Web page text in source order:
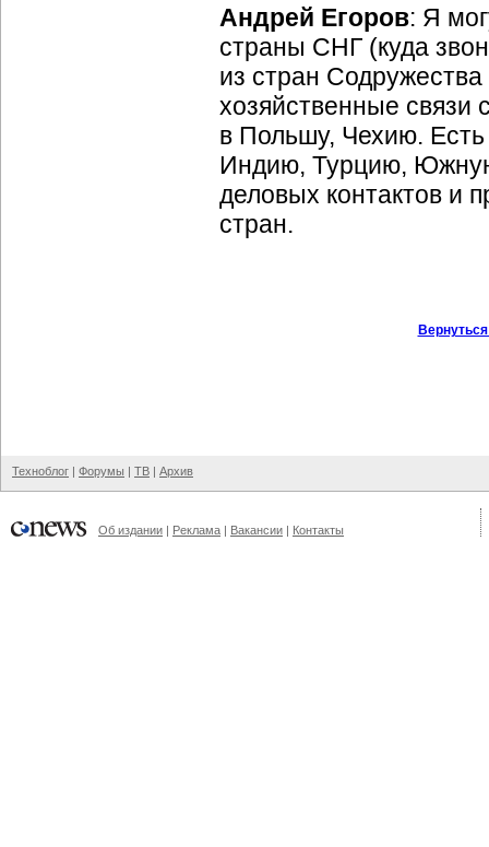
Андрей Егоров: Я
страны СНГ (куда
из стран
хозяйственные связи
в Польшу, Чехию.
Индию, Турцию,
деловых контактов и
стран.
Техноблог | Форумы | ТВ | Архив
Об издании | Реклама | Вакансии | Контакты